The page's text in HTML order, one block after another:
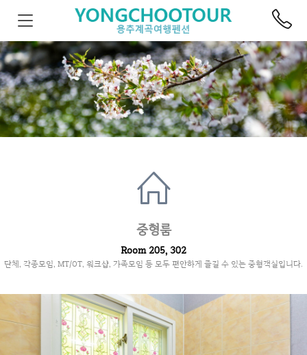
중형룸
Room 205, 302
단체, 각종모임, MT/OT, 워크샵, 가족모임 등 모두 편안하게 즐길 수 있는 중형객실입니다.